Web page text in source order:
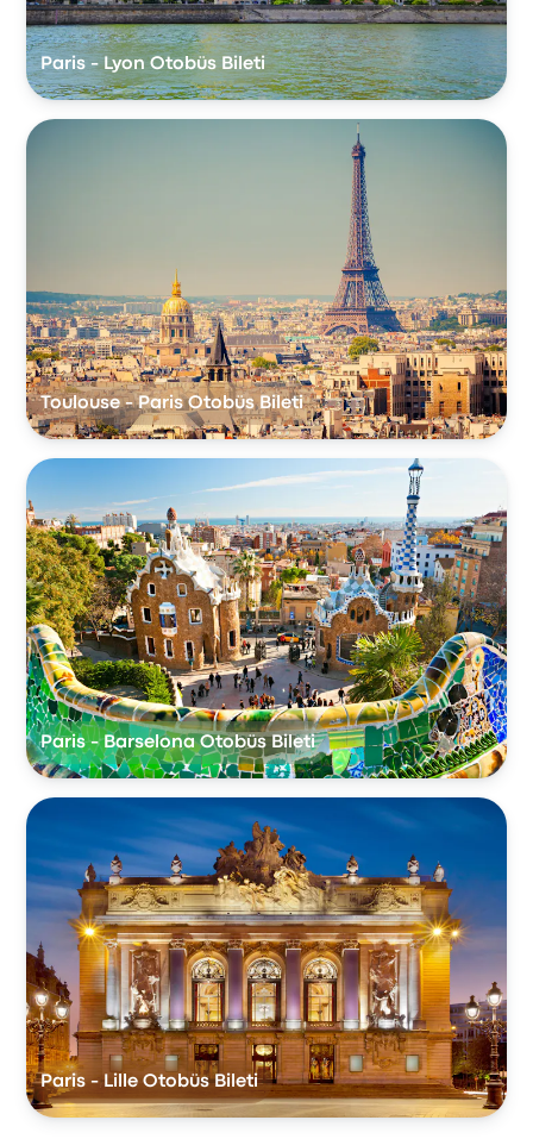
Paris - Lyon Otobüs Bileti
Toulouse - Paris Otobüs Bileti
Paris - Barselona Otobüs Bileti
Paris - Lille Otobüs Bileti